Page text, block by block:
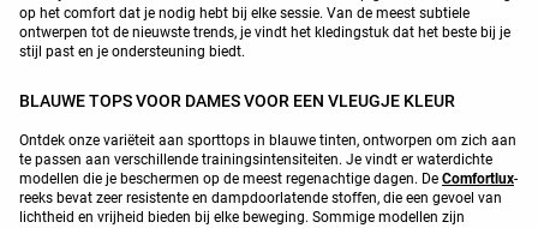
op het comfort dat je nodig hebt bij elke sessie. Van de meest subtiele
ontwerpen tot de nieuwste trends, je vindt het kledingstuk dat het beste bij je
stijl past en je ondersteuning biedt.
BLAUWE TOPS VOOR DAMES VOOR EEN VLEUGJE KLEUR
Ontdek onze variëteit aan sporttops in blauwe tinten, ontworpen om zich aan
te passen aan verschillende trainingsintensiteiten. Je vindt er waterdichte
modellen die je beschermen op de meest regenachtige dagen. De Comfortlux-
reeks bevat zeer resistente en dampdoorlatende stoffen, die een gevoel van
lichtheid en vrijheid bieden bij elke beweging. Sommige modellen zijn